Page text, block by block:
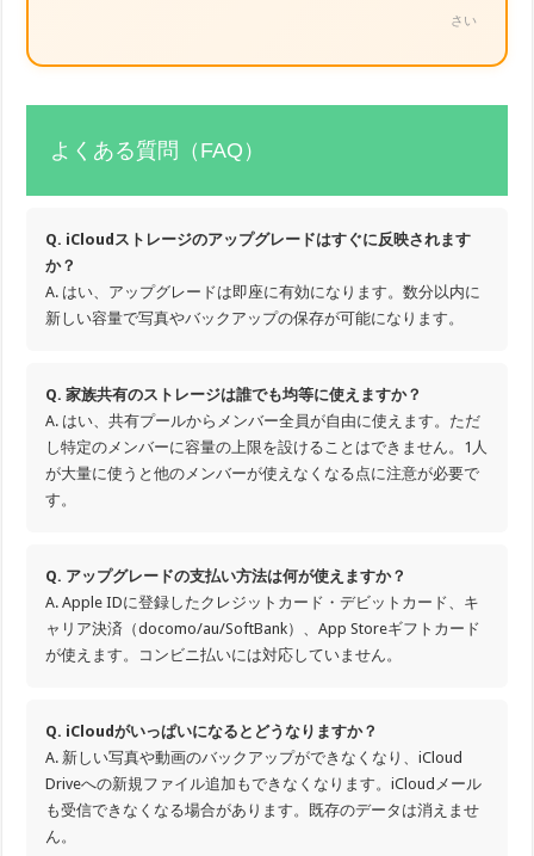
さい
よくある質問（FAQ）
Q. iCloudストレージのアップグレードはすぐに反映されます
か？
A. はい、アップグレードは即座に有効になります。数分以内に
新しい容量で写真やバックアップの保存が可能になります。
Q. 家族共有のストレージは誰でも均等に使えますか？
A. はい、共有プールからメンバー全員が自由に使えます。ただ
し特定のメンバーに容量の上限を設けることはできません。1人
が大量に使うと他のメンバーが使えなくなる点に注意が必要で
す。
Q. アップグレードの支払い方法は何が使えますか？
A. Apple IDに登録したクレジットカード・デビットカード、キ
ャリア決済（docomo/au/SoftBank）、App Storeギフトカード
が使えます。コンビニ払いには対応していません。
Q. iCloudがいっぱいになるとどうなりますか？
A. 新しい写真や動画のバックアップができなくなり、iCloud
Driveへの新規ファイル追加もできなくなります。iCloudメール
も受信できなくなる場合があります。既存のデータは消えませ
ん。